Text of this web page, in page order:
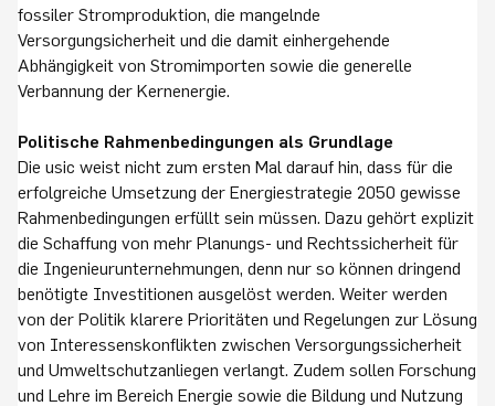
fossiler Stromproduktion, die mangelnde
Versorgungsicherheit und die damit einhergehende
Abhängigkeit von Stromimporten sowie die generelle
Verbannung der Kernenergie.
Politische Rahmenbedingungen als Grundlage
Die usic weist nicht zum ersten Mal darauf hin, dass für die
erfolgreiche Umsetzung der Energiestrategie 2050 gewisse
Rahmenbedingungen erfüllt sein müssen. Dazu gehört explizit
die Schaffung von mehr Planungs- und Rechtssicherheit für
die Ingenieurunternehmungen, denn nur so können dringend
benötigte Investitionen ausgelöst werden. Weiter werden
von der Politik klarere Prioritäten und Regelungen zur Lösung
von Interessenskonflikten zwischen Versorgungssicherheit
und Umweltschutzanliegen verlangt. Zudem sollen Forschung
und Lehre im Bereich Energie sowie die Bildung und Nutzung